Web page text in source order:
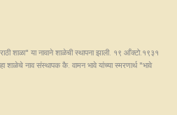
शाळा" या नावाने शाळेची स्थापना झाली. १९ आँक्टो.१९३१
शाळेचे नाव संस्थापक कै. वामन भावे यांच्या स्मरणार्थ "भावे